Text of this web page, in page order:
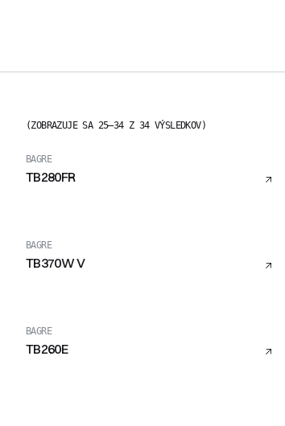
(ZOBRAZUJE SA 25–34 Z 34 VÝSLEDKOV)
BAGRE
TB280FR
BAGRE
TB370W V
BAGRE
TB260E